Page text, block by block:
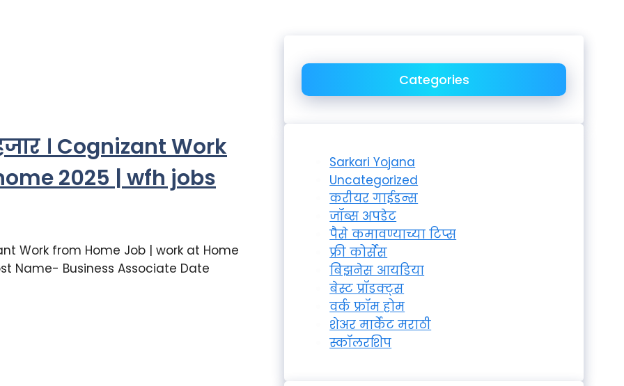
। Cognizant Work
2025 | wfh jobs
Work from Home Job | work at Home
Name- Business Associate Date
Categories
Sarkari Yojana
Uncategorized
करीयर गाईडन्स
जॉब्स अपडेट
पैसे कमावण्याच्या टिप्स
फ्री कोर्सेस
बिझनेस आयडिया
बेस्ट प्रॉडक्ट्स
वर्क फ्रॉम होम
शेअर मार्केट मराठी
स्कॉलरशिप